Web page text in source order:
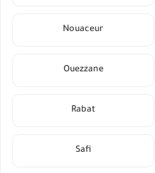
Nouaceur
Ouezzane
Rabat
Safi